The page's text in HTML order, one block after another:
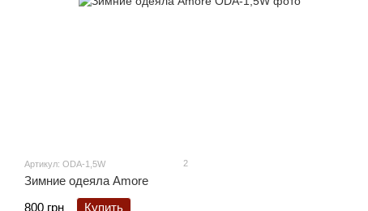
Артикул: ODA-1,5W 2
Зимние одеяла Amore
800 грн
Купить